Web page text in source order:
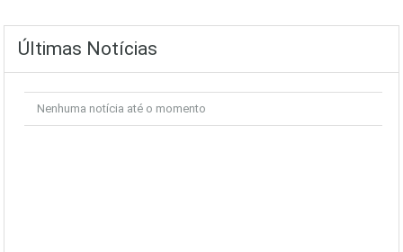
Últimas Notícias
Nenhuma notícia até o momento